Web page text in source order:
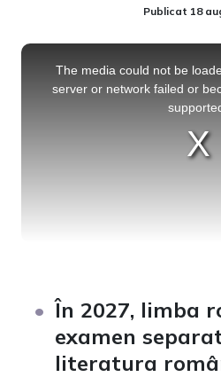
Publicat 18
This
The media could not be
server or network failed or
În 2027, limba
examen
literatura